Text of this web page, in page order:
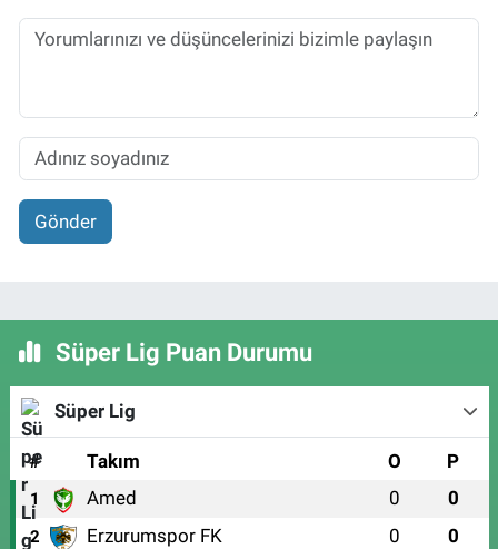
Gönder
Süper Lig Puan Durumu
Süper Lig
# Takım O P
1 Amed 0 0
2 Erzurumspor FK 0 0